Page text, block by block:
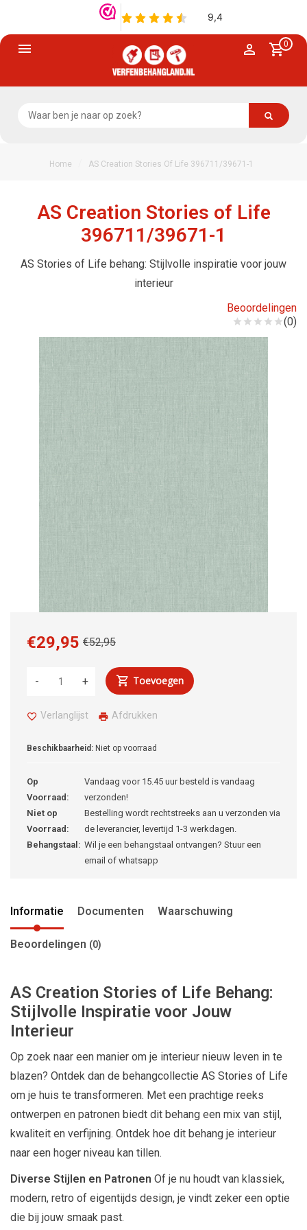
0
Home AS Creation Stories Of Life 396711/39671-1
AS Creation Stories of Life
396711/39671-1
AS Stories of Life behang: Stijlvolle inspiratie voor jouw
interieur
Beoordelingen
(0)
€52,95
€29,95
+
- Toevoegen
Verlanglijst Afdrukken
Beschikbaarheid: Niet op voorraad
Op
Voorraad:
Vandaag voor 15.45 uur besteld is vandaag
verzonden!
Niet op
Voorraad:
Bestelling wordt rechtstreeks aan u verzonden via
de leverancier, levertijd 1-3 werkdagen.
Behangstaal: Wil je een behangstaal ontvangen? Stuur een
email of whatsapp
Informatie Documenten Waarschuwing
Beoordelingen (0)
AS Creation Stories of Life Behang:
Stijlvolle Inspiratie voor Jouw
Interieur
Op zoek naar een manier om je interieur nieuw leven in te
blazen? Ontdek dan de behangcollectie AS Stories of Life
om je huis te transformeren. Met een prachtige reeks
ontwerpen en patronen biedt dit behang een mix van stijl,
kwaliteit en verfijning. Ontdek hoe dit behang je interieur
naar een hoger niveau kan tillen.
Diverse Stijlen en Patronen Of je nu houdt van klassiek,
modern, retro of eigentijds design, je vindt zeker een optie
die bij jouw smaak past.